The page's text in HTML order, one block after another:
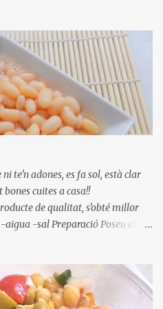
te'n adones, es fa sol, està clar
cuites a casa!!
de qualitat, s'obté millor
-sal Preparació Poseu els
bullint, per aigua freda,
el foc i atureu la ebullició, dues